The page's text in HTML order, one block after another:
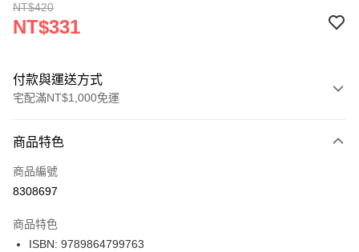
NT$420
NT$331
付款與運送方式
宅配滿NT$1,000免運
icash Pay
信用卡一次付款
LINE Pay
商品特色
商品編號
8308697
商品特色
ISBN: 9789864799763